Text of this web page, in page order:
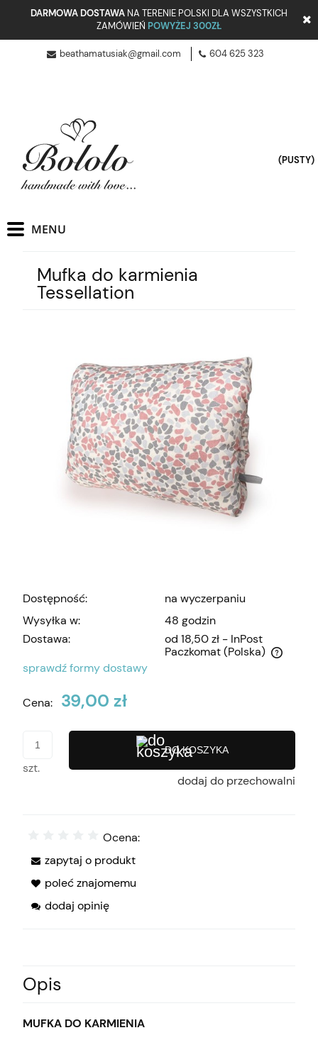
DARMOWA DOSTAWA NA TERENIE POLSKI DLA WSZYSTKICH
ZAMÓWIEŃ POWYŻEJ 300ZŁ
beathamatusiak@gmail.com 604 625 323
(PUSTY)
Mufka do karmienia
Tessellation
Dostępność:
na wyczerpaniu
Wysyłka w:
48 godzin
Dostawa:
od 18,50 zł - InPost
Paczkomat(Polska)
Cena nie zawiera ewentualnych kosztów płatności
sprawdź formy dostawy
Cena: 39,00 zł
szt.
DO KOSZYKA
dodaj do przechowalni
Ocena:
zapytaj o produkt
poleć znajomemu
dodaj opinię
Opis
MUFKA DO KARMIENIA